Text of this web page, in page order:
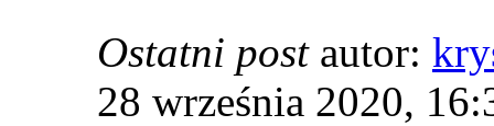
Ostatni post autor:
28 września 2020,